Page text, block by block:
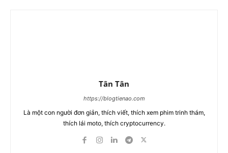
Tân Tân
https://blogtienao.com
Là một con người đơn giản, thích viết, thích xem phim trinh thám,
thích lái moto, thích cryptocurrency.